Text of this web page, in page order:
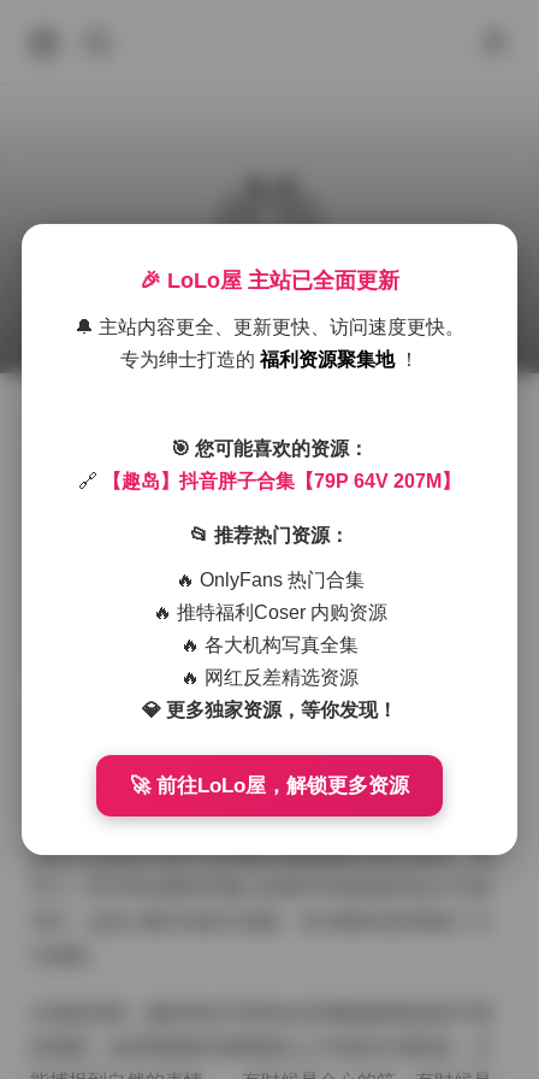
趣岛 抖音胖子 合集 79P 64V 207M
2026年6月3日 下午6:17 秘语空间 丝袜 抖音
着一种不刻意的松弛感。镜头往往落在宽敞的客厅或是
阳光洒进来的咖啡馆角落，背景虽简单却不失层次，墙
面上的淡色壁纸或是绿植的点缀，让整体显得温柔而不
的补光，避免了强硬的阴影，使得皮肤的质感更加细
腻，尤其是那些圆润的脸颊和手臂，在光影的流动里呈
服装方面，博主喜欢选择颜色明亮但不花哨的休闲装，
比如米色针织衫搭配浅牛仔裤，或者是淡粉色连衣裙外
搭轻薄的开衫。这些搭配既不过于正式，又能够凸显出
身材的曲线，宽松的版型让动作更加自然，坐着、伸手
拿杯子或者低头看手机的瞬间都被捕捉得相当真实。细
🎉 LoLo屋 主站已全面更新
🔔 主站内容更全、更新更快、访问速度更快。
专为绅士打造的福利资源聚集地 ！
🎯 您可能喜欢的资源：
🔗
【趣岛】抖音胖子合集【79P 64V 207M】
📂 推荐热门资源：
🔥 OnlyFans 热门合集
🔥 推特福利Coser 内购资源
🔥 各大机构写真全集
🔥 网红反差精选资源
💎 更多独家资源，等你发现！
🚀 前往LoLo屋，解锁更多资源